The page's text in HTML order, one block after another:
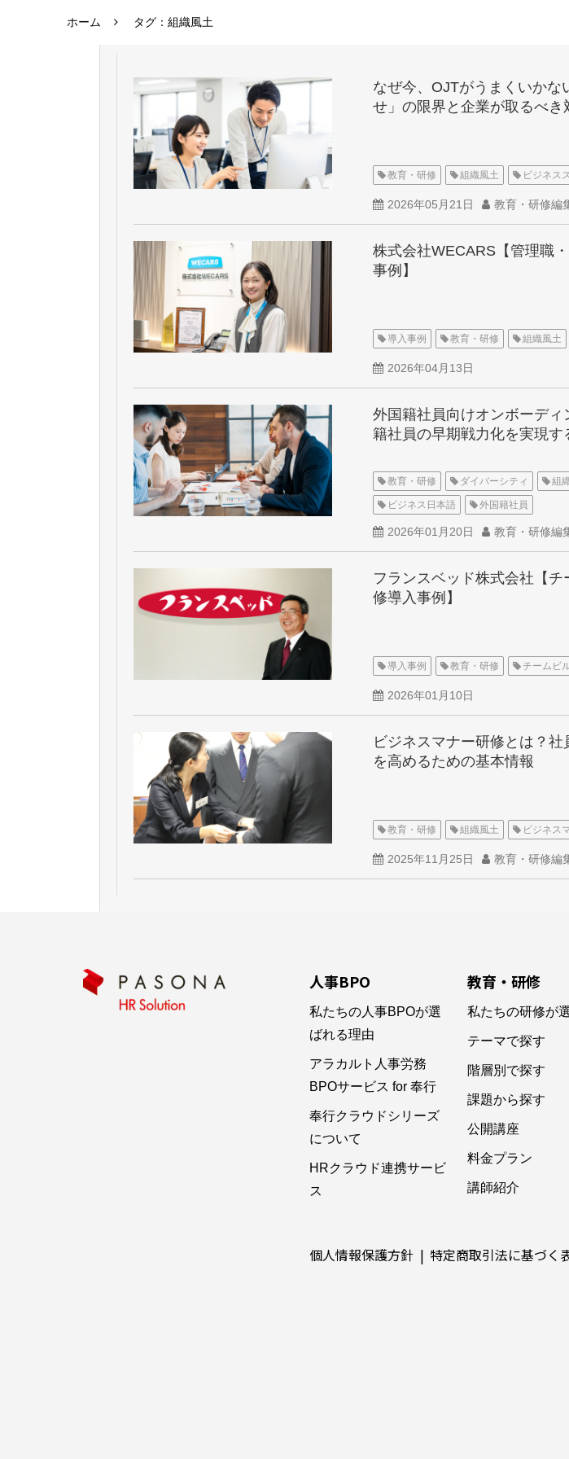
ホーム タグ：組織風土
なぜ今、OJTがうまくいかな
せ」の限界と企業が取るべき
教育・研修 組織風土 ビジネス
2026年05月21日 教育・研修編
株式会社WECARS【管理職
事例】
導入事例 教育・研修 組織風土
2026年04月13日
外国籍社員向けオンボーディ
籍社員の早期戦力化を実現す
教育・研修 ダイバーシティ 組
ビジネス日本語 外国籍社員
2026年01月20日 教育・研修編
フランスベッド株式会社【
修導入事例】
導入事例 教育・研修 チームビ
2026年01月10日
ビジネスマナー研修とは？
を高めるための基本情報
教育・研修 組織風土 ビジネス
2025年11月25日 教育・研修編
人事BPO
私たちの人事BPOが選
ばれる理由
アラカルト人事労務
BPOサービス for 奉行
奉行クラウドシリーズ
について
HRクラウド連携サービ
ス
教育・研修
私たちの研修が
テーマで探す
階層別で探す
課題から探す
公開講座
料金プラン
講師紹介
個人情報保護方針 特定商取引法に基づく